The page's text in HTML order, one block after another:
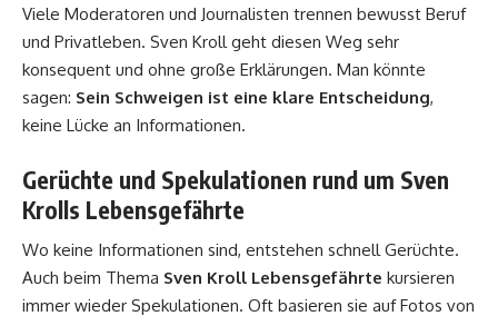
Viele Moderatoren und Journalisten trennen bewusst Beruf
und Privatleben. Sven Kroll geht diesen Weg sehr
konsequent und ohne große Erklärungen. Man könnte
sagen: Sein Schweigen ist eine klare Entscheidung,
keine Lücke an Informationen.
Gerüchte und Spekulationen rund um Sven
Krolls Lebensgefährte
Wo keine Informationen sind, entstehen schnell Gerüchte.
Auch beim Thema Sven Kroll Lebensgefährte kursieren
immer wieder Spekulationen. Oft basieren sie auf Fotos von